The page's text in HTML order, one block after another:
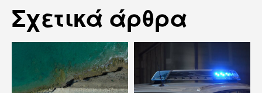
Σχετικά άρθρα